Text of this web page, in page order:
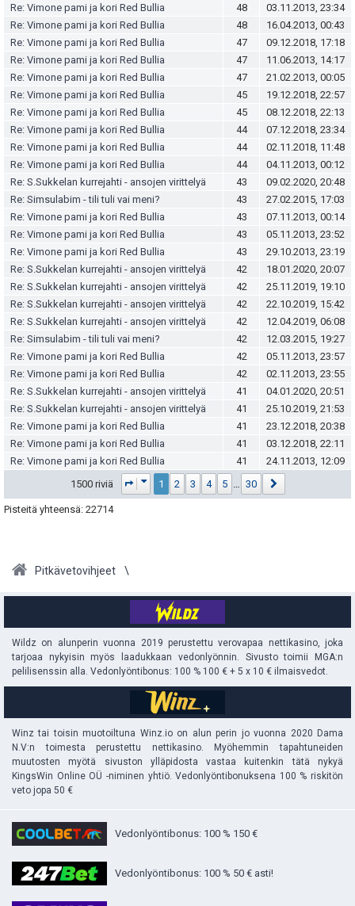
Re: Vimone pami ja kori Red Bullia
48
03.11.2013, 23:34
Re: Vimone pami ja kori Red Bullia
48
16.04.2013, 00:43
Re: Vimone pami ja kori Red Bullia
47
09.12.2018, 17:18
Re: Vimone pami ja kori Red Bullia
47
11.06.2013, 14:17
Re: Vimone pami ja kori Red Bullia
47
21.02.2013, 00:05
Re: Vimone pami ja kori Red Bullia
45
19.12.2018, 22:57
Re: Vimone pami ja kori Red Bullia
45
08.12.2018, 22:13
Re: Vimone pami ja kori Red Bullia
44
07.12.2018, 23:34
Re: Vimone pami ja kori Red Bullia
44
02.11.2018, 11:48
Re: Vimone pami ja kori Red Bullia
44
04.11.2013, 00:12
Re: S.Sukkelan kurrejahti - ansojen virittelyä
43
09.02.2020, 20:48
Re: Simsulabim - tili tuli vai meni?
43
27.02.2015, 17:03
Re: Vimone pami ja kori Red Bullia
43
07.11.2013, 00:14
Re: Vimone pami ja kori Red Bullia
43
05.11.2013, 23:52
Re: Vimone pami ja kori Red Bullia
43
29.10.2013, 23:19
Re: S.Sukkelan kurrejahti - ansojen virittelyä
42
18.01.2020, 20:07
Re: S.Sukkelan kurrejahti - ansojen virittelyä
42
25.11.2019, 19:10
Re: S.Sukkelan kurrejahti - ansojen virittelyä
42
22.10.2019, 15:42
Re: S.Sukkelan kurrejahti - ansojen virittelyä
42
12.04.2019, 06:08
Re: Simsulabim - tili tuli vai meni?
42
12.03.2015, 19:27
Re: Vimone pami ja kori Red Bullia
42
05.11.2013, 23:57
Re: Vimone pami ja kori Red Bullia
42
02.11.2013, 23:55
Re: S.Sukkelan kurrejahti - ansojen virittelyä
41
04.01.2020, 20:51
Re: S.Sukkelan kurrejahti - ansojen virittelyä
41
25.10.2019, 21:53
Re: Vimone pami ja kori Red Bullia
41
23.12.2018, 20:38
Re: Vimone pami ja kori Red Bullia
41
03.12.2018, 22:11
Re: Vimone pami ja kori Red Bullia
41
24.11.2013, 12:09
1500 riviä
Sivu /30
1 2 3 4 5 30
Pisteitä yhteensä: 22714
Pitkävetovihjeet
Wildz on alunperin vuonna 2019 perustettu verovapaa nettikasino, joka
tarjoaa nykyisin myös laadukkaan vedonlyönnin. Sivusto toimii MGA:n
pelilisenssin alla. Vedonlyöntibonus: 100 % 100 € + 5 x 10 € ilmaisvedot.
Winz tai toisin muotoiltuna Winz.io on alun perin jo vuonna 2020 Dama
N.V:n toimesta perustettu nettikasino. Myöhemmin tapahtuneiden
muutosten myötä sivuston ylläpidosta vastaa kuitenkin tätä nykyä
KingsWin Online OÜ -niminen yhtiö. Vedonlyöntibonuksena 100 % riskitön
veto jopa 50 €
Vedonlyöntibonus: 100 % 150 €
Vedonlyöntibonus: 100 % 50 € asti!